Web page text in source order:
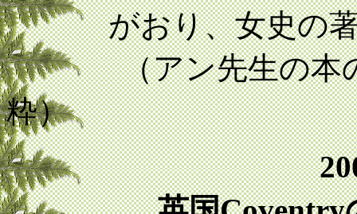
がおり、女史
（アン先生の本